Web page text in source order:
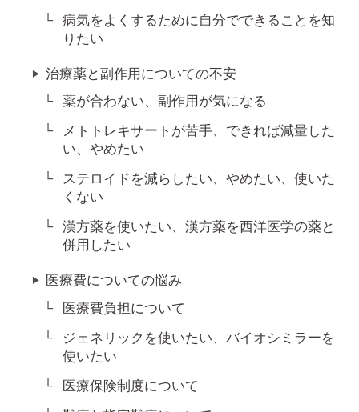
病気をよくするために自分でできることを知
りたい
治療薬と副作用についての不安
薬が合わない、副作用が気になる
メトトレキサートが苦手、できれば減量した
い、やめたい
ステロイドを減らしたい、やめたい、使いた
くない
漢方薬を使いたい、漢方薬を西洋医学の薬と
併用したい
医療費についての悩み
医療費負担について
ジェネリックを使いたい、バイオシミラーを
使いたい
医療保険制度について